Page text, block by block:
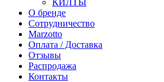
О бренде
Сотрудничество
Marzotto
Оплата / Доставка
Отзывы
Распродажа
Контакты